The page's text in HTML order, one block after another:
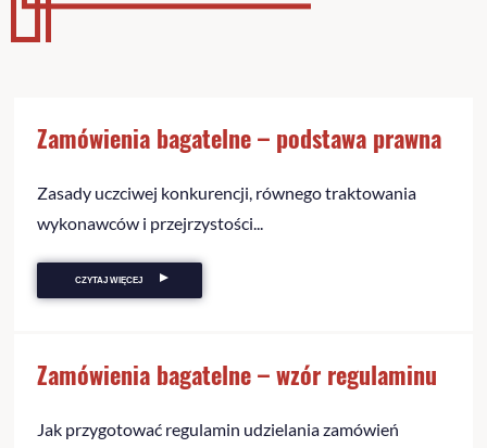
Zamówienia bagatelne – podstawa prawna
Zasady uczciwej konkurencji, równego traktowania
wykonawców i przejrzystości...
CZYTAJ WIĘCEJ
Zamówienia bagatelne – wzór regulaminu
Jak przygotować regulamin udzielania zamówień